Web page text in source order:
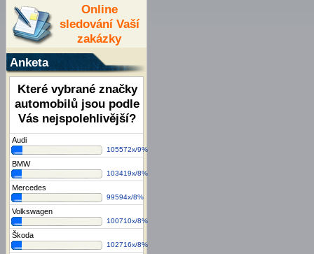
Online
sledování Vaší
zakázky
Anketa
Které vybrané značky
automobilů jsou podle
Vás nejspolehlivější?
Audi
105572x/9%
BMW
103419x/8%
Mercedes
99594x/8%
Volkswagen
100710x/8%
Škoda
102716x/8%